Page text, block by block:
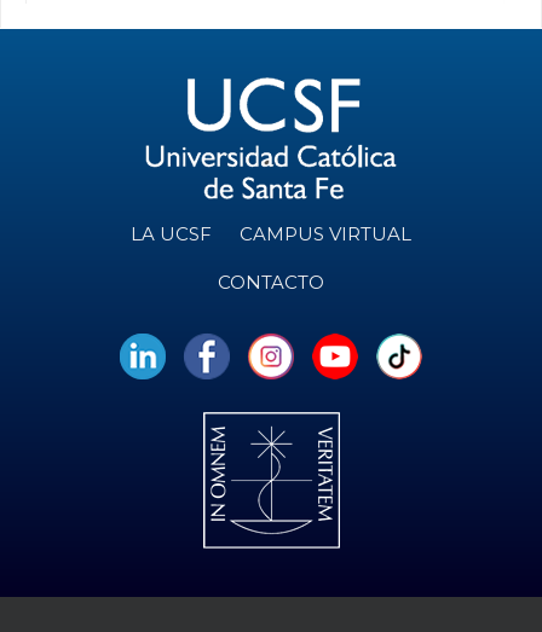
LA UCSF CAMPUS VIRTUAL
CONTACTO